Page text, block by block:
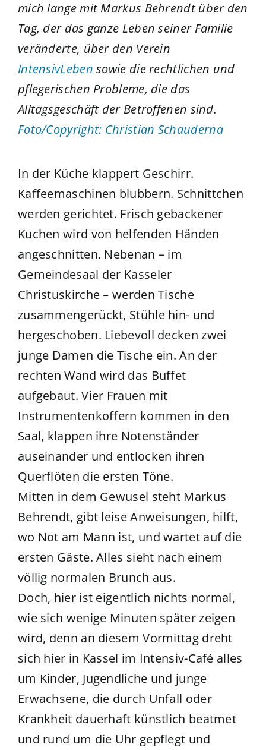
mich lange mit Markus Behrendt über den
Tag, der das ganze Leben seiner Familie
veränderte, über den Verein
IntensivLeben sowie die rechtlichen und
pflegerischen Probleme, die das
Alltagsgeschäft der Betroffenen sind.
Foto/Copyright: Christian Schauderna
In der Küche klappert Geschirr.
Kaffeemaschinen blubbern. Schnittchen
werden gerichtet. Frisch gebackener
Kuchen wird von helfenden Händen
angeschnitten. Nebenan – im
Gemeindesaal der Kasseler
Christuskirche – werden Tische
zusammengerückt, Stühle hin- und
hergeschoben. Liebevoll decken zwei
junge Damen die Tische ein. An der
rechten Wand wird das Buffet
aufgebaut. Vier Frauen mit
Instrumentenkoffern kommen in den
Saal, klappen ihre Notenständer
auseinander und entlocken ihren
Querflöten die ersten Töne.
Mitten in dem Gewusel steht Markus
Behrendt, gibt leise Anweisungen, hilft,
wo Not am Mann ist, und wartet auf die
ersten Gäste. Alles sieht nach einem
völlig normalen Brunch aus.
Doch, hier ist eigentlich nichts normal,
wie sich wenige Minuten später zeigen
wird, denn an diesem Vormittag dreht
sich hier in Kassel im Intensiv-Café alles
um Kinder, Jugendliche und junge
Erwachsene, die durch Unfall oder
Krankheit dauerhaft künstlich beatmet
und rund um die Uhr gepflegt und